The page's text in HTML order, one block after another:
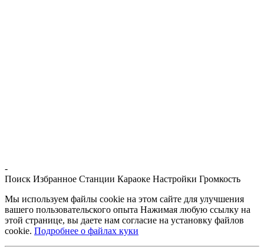
-
Поиск Избранное Станции Караоке Настройки Громкость
Мы используем файлы cookie на этом сайте для улучшения
вашего пользовательского опыта Нажимая любую ссылку на
этой странице, вы даете нам согласие на установку файлов
cookie. Подробнее о файлах куки